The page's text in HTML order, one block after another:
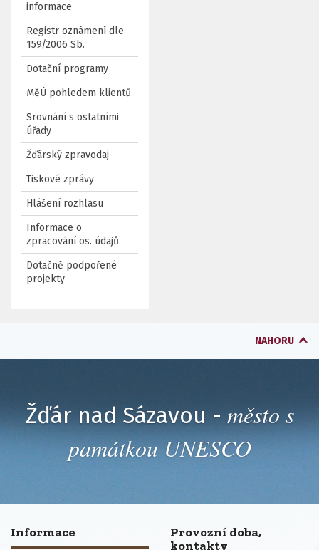
informace
Registr oznámení dle
159/2006 Sb.
Dotační programy
MěÚ pohledem klientů
Srovnání s ostatními
úřady
Žďárský zpravodaj
Tiskové zprávy
Hlášení rozhlasu
Informace o
zpracování os. údajů
Dotačně podpořené
projekty
NAHORU
Žďár nad Sázavou - město s
památkou UNESCO
Informace
Provozní doba,
kontakty